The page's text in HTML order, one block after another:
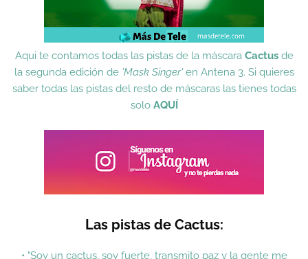
Aqui te contamos todas las pistas de la máscara Cactus de
la segunda edición de 'Mask Singer' en Antena 3. Si quieres
saber todas las pistas del resto de máscaras las tienes todas
solo AQUÍ
Las pistas de Cactus:
• "Soy un cactus, soy fuerte, transmito paz y la gente me